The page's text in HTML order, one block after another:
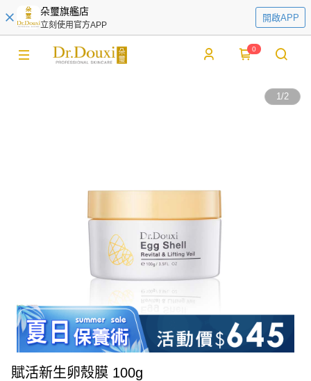
朵璽旗艦店
立刻使用官方APP
開啟APP
0
1/2
賦活新生卵殼膜 100g